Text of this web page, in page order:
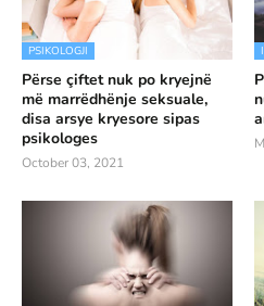
PSIKOLOGJI
Përse çiftet nuk po kryejnë
më marrëdhënje seksuale,
disa arsye kryesore sipas
psikologes
October 03, 2021